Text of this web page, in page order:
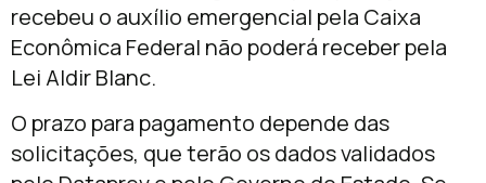
recebeu o auxílio emergencial pela Caixa
Econômica Federal não poderá receber pela
Lei Aldir Blanc.
O prazo para pagamento depende das
solicitações, que terão os dados validados